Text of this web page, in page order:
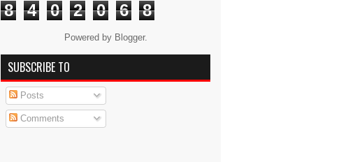
8 4 0 2 0 6 8
Powered by Blogger.
SUBSCRIBE TO
Posts
Comments